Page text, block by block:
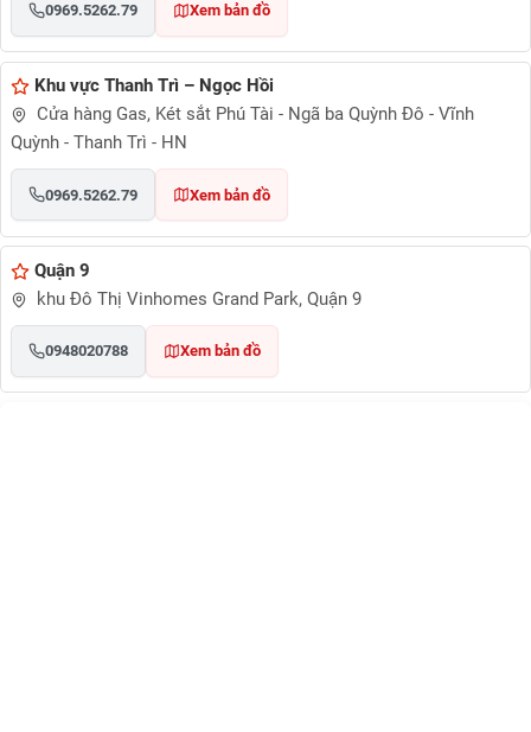
0969.5262.79 Xem bản đồ
Khu vực Thanh Trì – Ngọc Hồi
Cửa hàng Gas, Két sắt Phú Tài - Ngã ba Quỳnh Đô - Vĩnh
Quỳnh - Thanh Trì - HN
0969.5262.79 Xem bản đồ
Quận 9
khu Đô Thị Vinhomes Grand Park, Quận 9
0948020788 Xem bản đồ